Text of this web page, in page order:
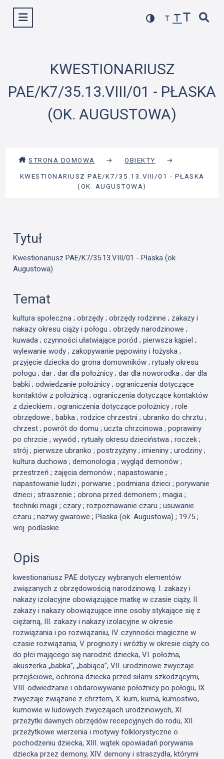
Wyświetl menu
KWESTIONARIUSZ
PAE/K7/35.13.VIII/01 - PŁASKA
(OK. AUGUSTOWA)
STRONA DOMOWA → OBIEKTY
→
KWESTIONARIUSZ PAE/K7/35.13.VIII/01 - PŁASKA
(OK. AUGUSTOWA)
Tytuł
Kwestionariusz PAE/K7/35.13.VIII/01 - Płaska (ok.
Augustowa)
Temat
kultura społeczna ; obrzędy ; obrzędy rodzinne ; zakazy i
nakazy okresu ciąży i połogu ; obrzędy narodzinowe ;
kuwada ; czynności ułatwiające poród ; pierwsza kąpiel ;
wylewanie wody ; zakopywanie pępowiny i łożyska ;
przyjęcie dziecka do grona domowników ; rytuały okresu
połogu ; dar ; dar dla położnicy ; dar dla noworodka ; dar dla
babki ; odwiedzanie położnicy ; ograniczenia dotyczące
kontaktów z położnicą ; ograniczenia dotyczące kontaktów
z dzieckiem ; ograniczenia dotyczące położnicy ; role
obrzędowe ; babka ; rodzice chrzestni ; ubranko do chrztu ;
chrzest ; powrót do domu ; uczta chrzcinowa ; poprawiny
po chrzcie ; wywód ; rytuały okresu dzieciństwa ; roczek ;
strój ; pierwsze ubranko ; postrzyżyny ; imieniny ; urodziny ;
kultura duchowa ; demonologia ; wygląd demonów ;
przestrzeń ; zajęcia demonów ; napastowanie ;
napastowanie ludzi ; porwanie ; podmiana dzieci ; porywanie
dzieci ; straszenie ; obrona przed demonem ; magia ;
techniki magii ; czary ; rozpoznawanie czaru ; usuwanie
czaru ; nazwy gwarowe ; Płaska (ok. Augustowa) ; 1975 ;
woj. podlaskie
Opis
kwestionariusz PAE dotyczy wybranych elementów
związanych z obrzędowością narodzinową: I. zakazy i
nakazy izolacyjne obowiązujące matkę w czasie ciąży, II.
zakazy i nakazy obowiązujące inne osoby stykające się z
ciężarną, III. zakazy i nakazy izolacyjne w okresie
rozwiązania i po rozwiązaniu, IV. czynności magiczne w
czasie rozwiązania, V. prognozy i wróżby w okresie ciąży co
do płci mającego się narodzić dziecka, VI. położna,
akuszerka „babka”, „babiąca”, VII. urodzinowe zwyczaje
przejściowe, ochrona dziecka przed siłami szkodzącymi,
VIII. odwiedzanie i obdarowywanie położnicy po połogu, IX.
zwyczaje związane z chrztem, X. kum, kuma, kumostwo,
kumowie w ludowych zwyczajach urodzinowych, XI.
przeżytki dawnych obrzędów recepcyjnych do rodu, XII.
przeżytkowe wierzenia i motywy folklorystyczne o
pochodzeniu dziecka, XIII. wątek opowiadań porywania
dziecka przez demony, XIV. demony i straszydła, którymi